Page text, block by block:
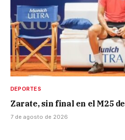
DEPORTES
Zarate, sin final en el M25
7 de agosto de 2026